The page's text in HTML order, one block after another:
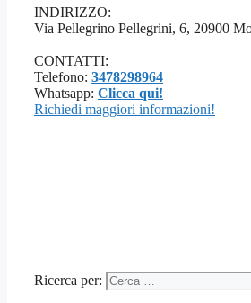
INDIRIZZO:
Via Pellegrino Pellegrini, 6, 20900
CONTATTI:
Telefono: 3478298964
Whatsapp: Clicca qui!
Richiedi maggiori informazioni!
Ricerca per: